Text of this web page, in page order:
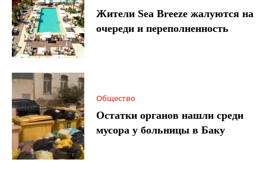
Жители Sea Breeze жалуются на
очереди и переполненность
Общество
Остатки органов нашли среди
мусора у больницы в Баку